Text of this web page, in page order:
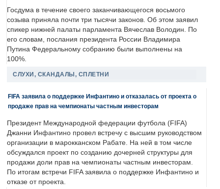
Госдума в течение своего заканчивающегося восьмого
созыва приняла почти три тысячи законов. Об этом заявил
спикер нижней палаты парламента Вячеслав Володин. По
его словам, послания президента России Владимира
Путина Федеральному собранию были выполнены на
100%.
СЛУХИ, СКАНДАЛЫ, СПЛЕТНИ
FIFA заявила о поддержке Инфантино и отказалась от проекта о
продаже прав на чемпионаты частным инвесторам
Президент Международной федерации футбола (FIFA)
Джанни Инфантино провел встречу с высшим руководством
организации в марокканском Рабате. На ней в том числе
обсуждался проект по созданию дочерней структуры для
продажи доли прав на чемпионаты частным инвесторам.
По итогам встречи FIFA заявила о поддержке Инфантино и
отказе от проекта.